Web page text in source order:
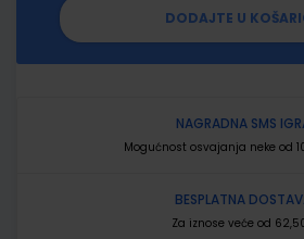
DODAJTE U
NAGRADNA SMS
Mogućnost osvajanja neke od
BESPLATNA
Za iznose veće od